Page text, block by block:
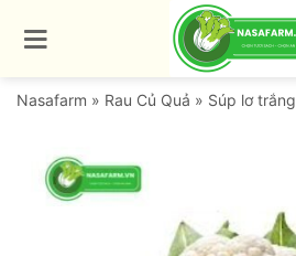
qua
dungNasafarm » Rau Củ Quả » Súp lơ trắng